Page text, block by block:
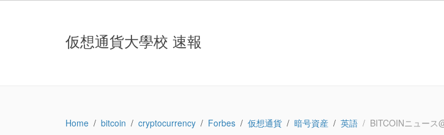
仮想通貨大學校 速報
Home bitcoin cryptocurrency Forbes 仮想通貨 暗号資産 英語 BITCOINニュース